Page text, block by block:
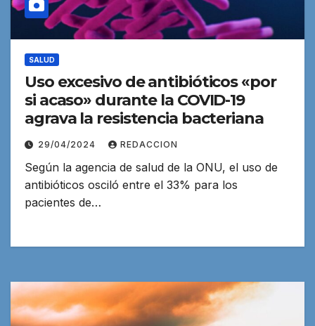
SALUD
Uso excesivo de antibióticos «por
si acaso» durante la COVID-19
agrava la resistencia bacteriana
29/04/2024 REDACCION
Según la agencia de salud de la ONU, el uso de
antibióticos osciló entre el 33% para los
pacientes de…